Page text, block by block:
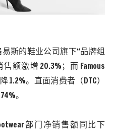
斯的鞋业公司旗下 “品牌组
售额激增 20.3% ；而 Famous
1.2%。直面消费者（ DTC ）
74%。
部门净销售额同比下